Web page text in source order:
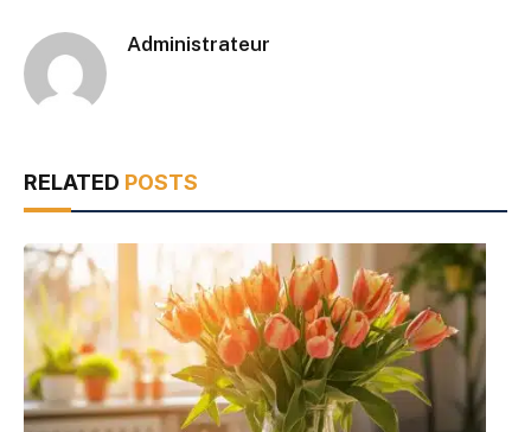
Administrateur
RELATED POSTS